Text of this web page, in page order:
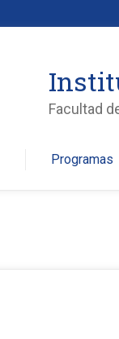
Facultad
Programas